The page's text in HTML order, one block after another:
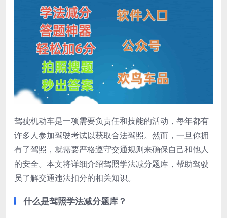
驾驶机动车是一项需要负责任和技能的活动，每年都有
许多人参加驾驶考试以获取合法驾照。然而，一旦你拥
有了驾照，就需要严格遵守交通规则来确保自己和他人
的安全。本文将详细介绍驾照学法减分题库，帮助驾驶
员了解交通违法扣分的相关知识。
什么是驾照学法减分题库？